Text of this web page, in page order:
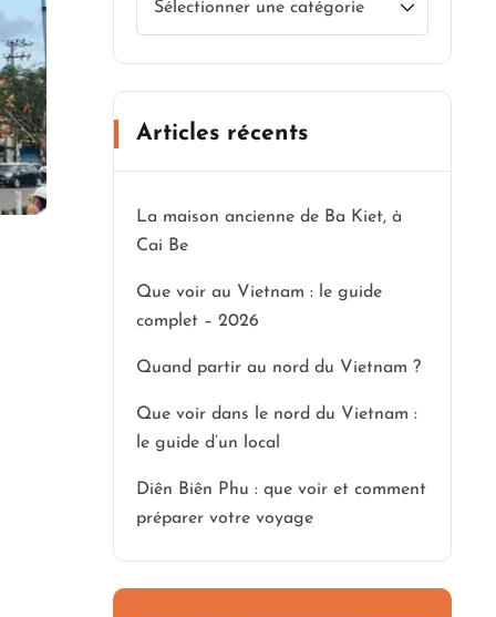
Articles récents
La maison ancienne de Ba Kiet, à
Cai Be
Que voir au Vietnam : le guide
complet – 2026
Quand partir au nord du Vietnam ?
Que voir dans le nord du Vietnam :
le guide d’un local
Diên Biên Phu : que voir et comment
préparer votre voyage